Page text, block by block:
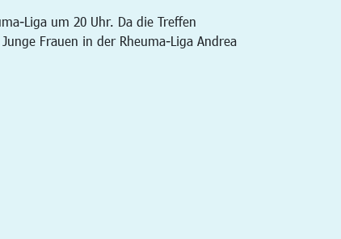
Liga um 20 Uhr. Da die Treffen
Frauen in der Rheuma-Liga Andrea